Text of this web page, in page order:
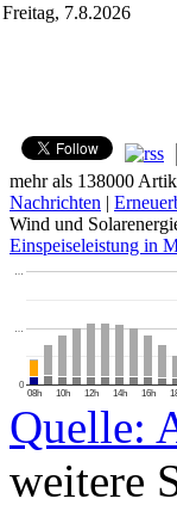
Freitag, 7.8.2026
mehr als 138000
Nachrichten |
Wind und
Einspeiseleistung in
08h 10h 12h 14h 16h
0
…
…
Quelle:
weitere